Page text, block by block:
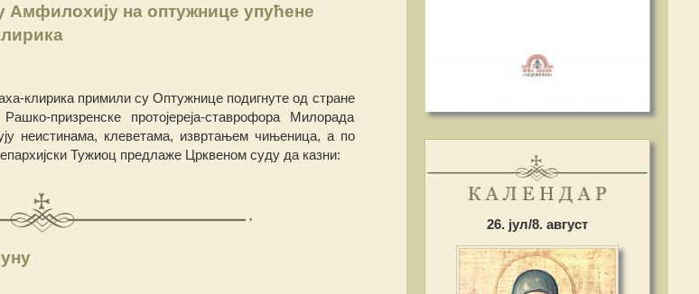
на оптужнице упућене
клирика примили су Оптужнице подигнуте од стране
призренске протојереја-ставрофора Милорада
неистинама, клеветама, извртањем чињеница, а по
Тужиоц предлаже Црквеном суду да казни:
26. јул/8. август